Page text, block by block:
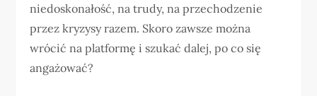
niedoskonałość, na trudy, na przechodzenie
przez kryzysy razem. Skoro zawsze można
wrócić na platformę i szukać dalej, po co się
angażować?